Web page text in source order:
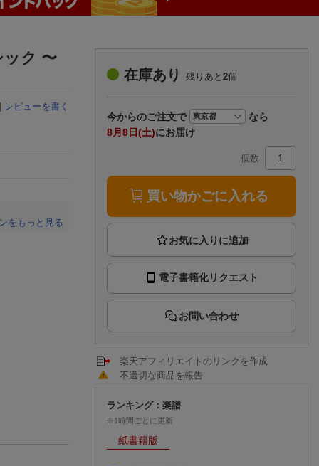
楽天チケット
エンタメニュース
推し楽
ック 〜
| レビューを書く
をもっと見る
在庫あり 残りあと 2個
今からのご注文で
なら
8月8日(土)にお届け
個数
買い物かごに入れる
電子書籍化リクエスト
お問い合わせ
楽天アフィリエイトのリンクを作成
不適切な商品を報告
ランキング：楽譜
※1時間ごとに更新
紙書籍版